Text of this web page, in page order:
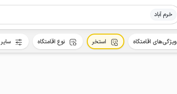
خرم آباد
ویژگی‌های اقامتگاه استخر نوع اقامتگاه